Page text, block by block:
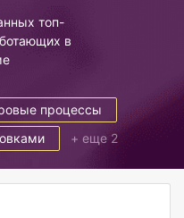
топ-
в
процессы
+ еще 2